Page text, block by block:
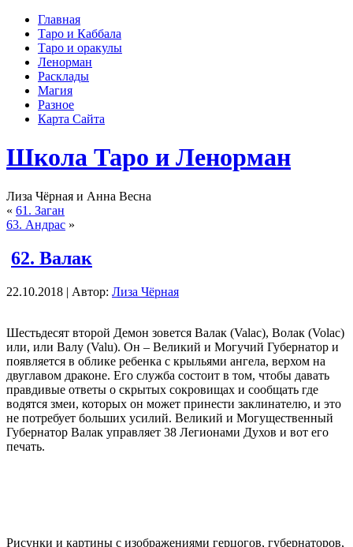
Главная
Таро и Каббала
Таро и оракулы
Ленорман
Расклады
Магия
Разное
Карта Сайта
Школа Таро и Ленорман
Лиза Чёрная и Анна Весна
« 61. Заган
63. Андрас »
62. Валак
22.10.2018 | Автор: Лиза Чёрная
Шестьдесят второй Демон зовется Валак (Valac), Волак (Volac)
или, или Валу (Valu). Он – Великий и Могучий Губернатор и
появляется в облике ребенка с крыльями ангела, верхом на
двуглавом драконе. Его служба состоит в том, чтобы давать
правдивые ответы о скрытых сокровищах и сообщать где
водятся змеи, которых он может принести заклинателю, и это
не потребует больших усилий. Великий и Могущественный
Губернатор Валак управляет 38 Легионами Духов и вот его
печать.
Рисунки и картины с изображениями герцогов, губернаторов,